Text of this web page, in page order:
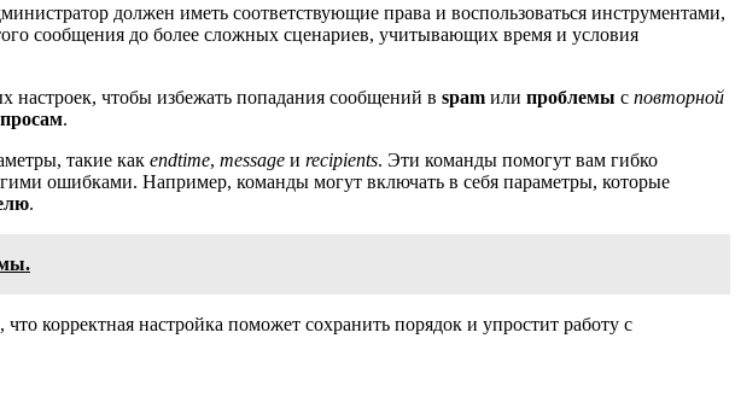
должен иметь соответствующие права и воспользоваться инструментами,
сообщения до более сложных сценариев, учитывающих время и условия
настроек, чтобы избежать попадания сообщений в spam или проблемы с повторной
.
такие как endtime, message и recipients. Эти команды помогут вам гибко
ошибками. Например, команды могут включать в себя параметры, которые
.
корректная настройка поможет сохранить порядок и упростит работу с